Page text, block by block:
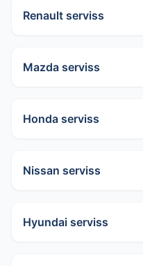
Renault serviss
Mazda serviss
Honda serviss
Nissan serviss
Hyundai serviss